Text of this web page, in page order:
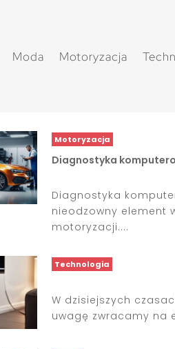
Moda Motoryzacja
Motoryzacja
Diagnostyka
Diagnostyka
nieodzowny element
motoryzacji....
Technologia
W dzisiejszych
uwagę zwracamy na